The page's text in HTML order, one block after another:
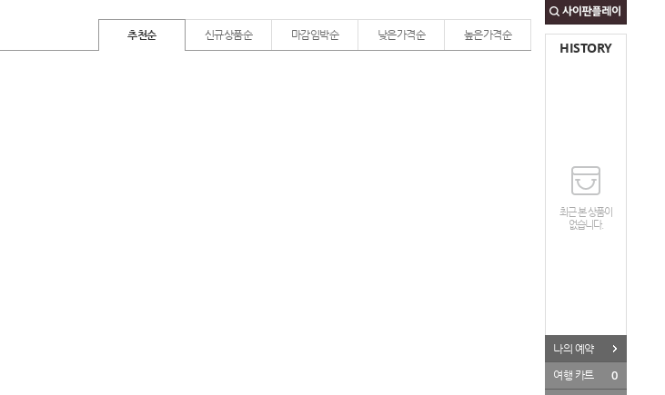
추천순 신규상품순 마감임박순 낮은가격순 높은가격순
HISTORY
최근 본 상품이
없습니다.
나의 예약
여행 카트 0